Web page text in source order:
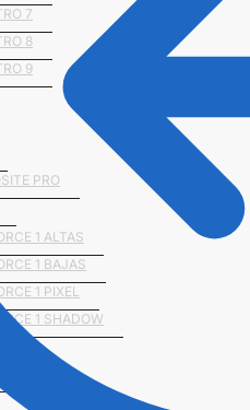
7
8
9
PRO
1 ALTAS
1 BAJAS
1 PIXEL
1 SHADOW